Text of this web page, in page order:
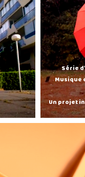
Série
Musique
Un projet